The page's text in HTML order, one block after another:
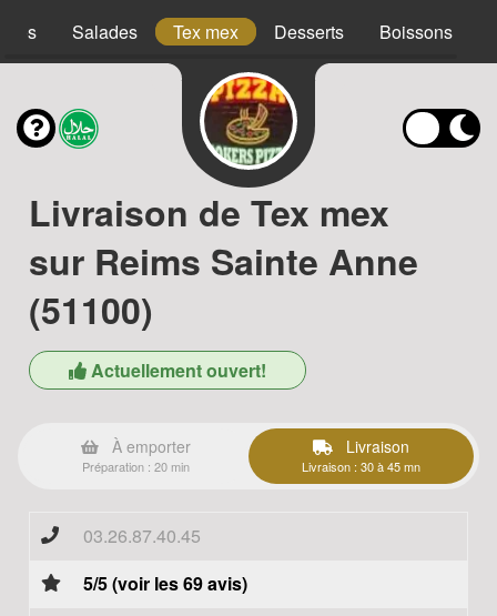
Salades Tex mex Desserts Boissons
Livraison de Tex mex
sur Reims Sainte Anne
(51100)
Actuellement ouvert!
À emporter
Préparation : 20 min
Livraison
Livraison : 30 à 45 mn
03.26.87.40.45
5/5 (voir les 69 avis)